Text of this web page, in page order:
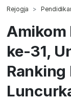
Rejogja
Amikom
ke-31,
Ranking